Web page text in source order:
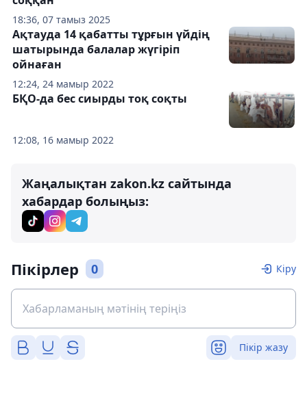
18:36, 07 тамыз 2025
12:24, 24 мамыр 2022
Ақтауда 14 қабатты тұрғын үйдің
шатырында балалар жүгіріп
ойнаған
12:08, 16 мамыр 2022
БҚО-да бес сиырды тоқ соқты
Жаңалықтан zakon.kz сайтында
хабардар болыңыз:
Пікірлер 0 Кіру
Пікір жазу